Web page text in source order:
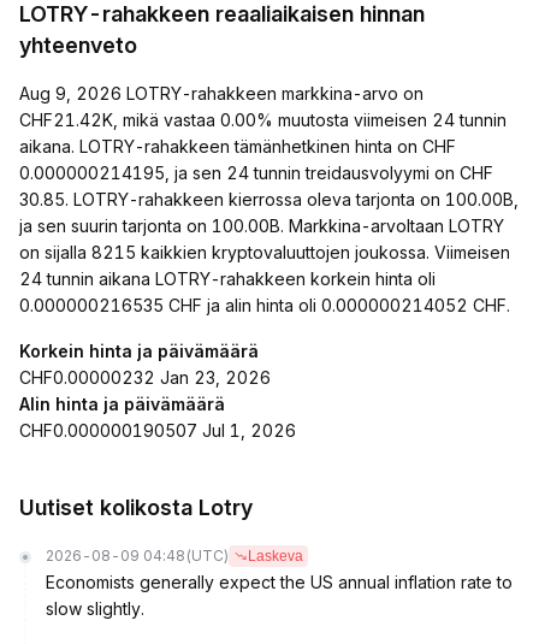
LOTRY-rahakkeen reaaliaikaisen hinnan
yhteenveto
Aug 9, 2026 LOTRY-rahakkeen markkina-arvo on
CHF21.42K, mikä vastaa 0.00% muutosta viimeisen 24 tunnin
aikana. LOTRY-rahakkeen tämänhetkinen hinta on CHF
0.000000214195, ja sen 24 tunnin treidausvolyymi on CHF
30.85. LOTRY-rahakkeen kierrossa oleva tarjonta on 100.00B,
ja sen suurin tarjonta on 100.00B. Markkina-arvoltaan LOTRY
on sijalla 8215 kaikkien kryptovaluuttojen joukossa. Viimeisen
24 tunnin aikana LOTRY-rahakkeen korkein hinta oli
0.000000216535 CHF ja alin hinta oli 0.000000214052 CHF.
Korkein hinta ja päivämäärä
CHF0.00000232 Jan 23, 2026
Alin hinta ja päivämäärä
CHF0.000000190507 Jul 1, 2026
Uutiset kolikosta Lotry
2026-08-09 04:48 (UTC) Laskeva
Economists generally expect the US annual inflation rate to
slow slightly.